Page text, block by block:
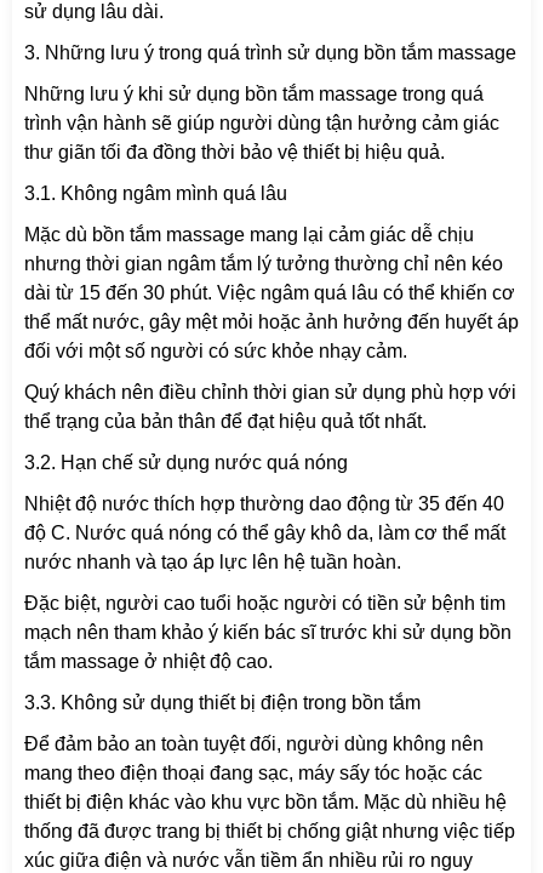
sử dụng lâu dài.
3. Những lưu ý trong quá trình sử dụng bồn tắm massage
Những lưu ý khi sử dụng bồn tắm massage trong quá
trình vận hành sẽ giúp người dùng tận hưởng cảm giác
thư giãn tối đa đồng thời bảo vệ thiết bị hiệu quả.
3.1. Không ngâm mình quá lâu
Mặc dù bồn tắm massage mang lại cảm giác dễ chịu
nhưng thời gian ngâm tắm lý tưởng thường chỉ nên kéo
dài từ 15 đến 30 phút. Việc ngâm quá lâu có thể khiến cơ
thể mất nước, gây mệt mỏi hoặc ảnh hưởng đến huyết áp
đối với một số người có sức khỏe nhạy cảm.
Quý khách nên điều chỉnh thời gian sử dụng phù hợp với
thể trạng của bản thân để đạt hiệu quả tốt nhất.
3.2. Hạn chế sử dụng nước quá nóng
Nhiệt độ nước thích hợp thường dao động từ 35 đến 40
độ C. Nước quá nóng có thể gây khô da, làm cơ thể mất
nước nhanh và tạo áp lực lên hệ tuần hoàn.
Đặc biệt, người cao tuổi hoặc người có tiền sử bệnh tim
mạch nên tham khảo ý kiến bác sĩ trước khi sử dụng bồn
tắm massage ở nhiệt độ cao.
3.3. Không sử dụng thiết bị điện trong bồn tắm
Để đảm bảo an toàn tuyệt đối, người dùng không nên
mang theo điện thoại đang sạc, máy sấy tóc hoặc các
thiết bị điện khác vào khu vực bồn tắm. Mặc dù nhiều hệ
thống đã được trang bị thiết bị chống giật nhưng việc tiếp
xúc giữa điện và nước vẫn tiềm ẩn nhiều rủi ro nguy